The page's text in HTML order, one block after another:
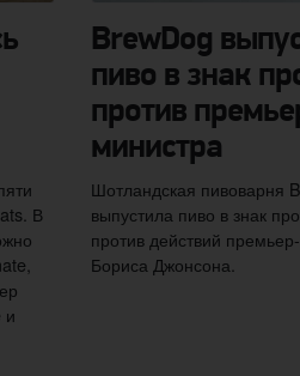
В
и
BrewDog
пиво в знак
против
министра
Шотландская пивоварня
выпустила пиво в знак
против действий
Бориса Джонсона.